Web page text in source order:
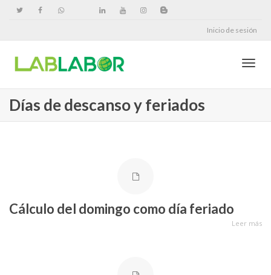
Inicio de sesión
Días de descanso y feriados
Cálculo del domingo como día feriado
Leer más